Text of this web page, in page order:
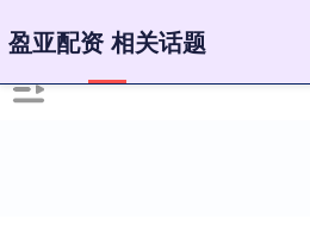
盈亚配资 相关话题